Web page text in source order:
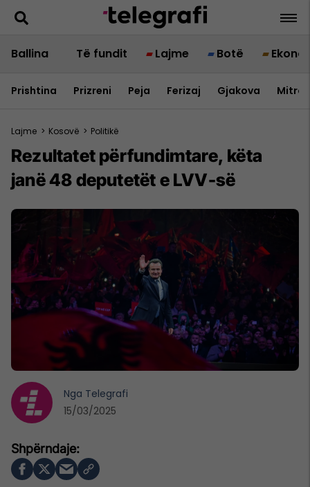
Ballina Të fundit Lajme Botë
Prishtina Prizreni Peja Ferizaj Gjakova
Lajme > Kosovë > Politikë
Rezultatet përfundimtare, këta
janë 48 deputetët e LVV-së
Nga Telegrafi
15/03/2025